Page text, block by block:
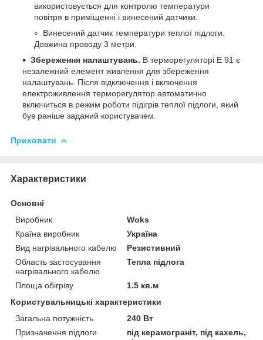
використовується для контролю температури
повітря в приміщенні і винесений датчики.
Винесений датчик температури теплої підлоги.
Довжина проводу 3 метри.
Збереження налаштувань. В терморегуляторі Е 91 є
незалежний елемент живлення для збереження
налаштувань. Після відключення і включення
електроживлення терморегулятор автоматично
включиться в режим роботи підігрів теплої підлоги, який
був раніше заданий користувачем.
Приховати
Характеристики
Основні
Виробник
Woks
Країна виробник
Україна
Вид нагрівального кабелю
Резистивний
Область застосування
нагрівального кабелю
Тепла підлога
Площа обігріву
1.5 кв.м
Користувальницькі характеристики
Загальна потужність
240 Вт
Призначення підлоги
під керамограніт, під кахель,